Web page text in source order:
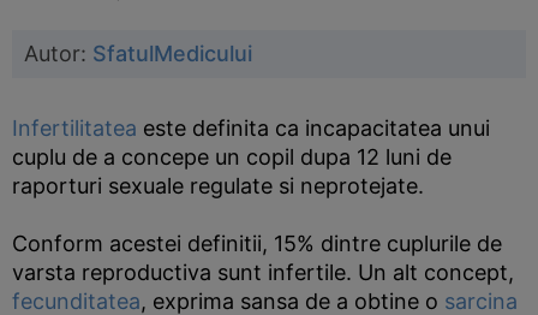
Autor: SfatulMedicului
Infertilitatea este definita ca incapacitatea unui
cuplu de a concepe un copil dupa 12 luni de
raporturi sexuale regulate si neprotejate.
Conform acestei definitii, 15% dintre cuplurile de
varsta reproductiva sunt infertile. Un alt concept,
fecunditatea, exprima sansa de a obtine o sarcina